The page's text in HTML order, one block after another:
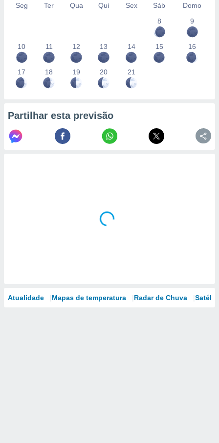
Seg Ter Qua Qui Sex Sáb
Domo
8
9
10 11 12 13 14 15 16
17 18 19 20 21
Partilhar esta previsão
Atualidade Mapas de temperatura Radar de Chuva